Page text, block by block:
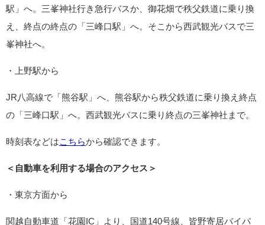
駅」へ。三峯神社行き急行バスか、御花畑で秩父鉄道に乗り換
え、終点の終点の「三峰口駅」へ。そこから西武観光バスで三
峯神社へ。
・上野駅から
JR八高線で「熊谷駅」へ、熊谷駅から秩父鉄道に乗り換え終点
の「三峰口駅」へ。西武観光バスに乗り終点の三峯神社まで。
時刻表などは こちらから確認できます。
＜自動車を利用する場合のアクセス＞
・東京方面から
関越自動車道「花園IC」より、国道140号線、皆野寄居バイパ